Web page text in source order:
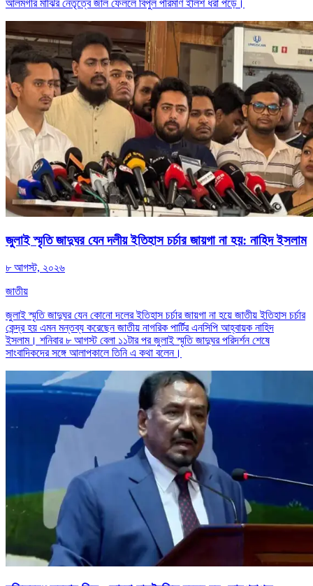
আলমগীর মাঝির নেতৃত্বে জাল ফেললে বিপুল পরিমাণ ইলিশ ধরা পড়ে।
জুলাই স্মৃতি জাদুঘর যেন দলীয় ইতিহাস চর্চার জায়গা না হয়: নাহিদ ইসলাম
৮ আগস্ট, ২০২৬
জাতীয়
জুলাই স্মৃতি জাদুঘর যেন কোনো দলের ইতিহাস চর্চার জায়গা না হয়ে জাতীয় ইতিহাস চর্চার
কেন্দ্র হয় এমন মন্তব্য করেছেন জাতীয় নাগরিক পার্টির এনসিপি আহ্বায়ক নাহিদ
ইসলাম। শনিবার ৮ আগস্ট বেলা ১১টার পর জুলাই স্মৃতি জাদুঘর পরিদর্শন শেষে
সাংবাদিকদের সঙ্গে আলাপকালে তিনি এ কথা বলেন।